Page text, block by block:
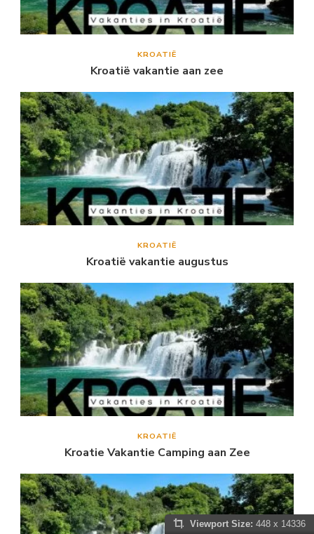
KROATIË
Kroatië vakantie aan zee
KROATIË
Kroatië vakantie augustus
KROATIË
Kroatie Vakantie Camping aan Zee
Viewport Size: 448 x 14336